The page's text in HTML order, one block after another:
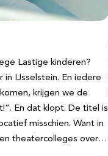
Lastige kinderen?
in IJsselstein. En iedere
krijgen we de
En dat klopt. De titel is
misschien. Want in
en theatercolleges over…